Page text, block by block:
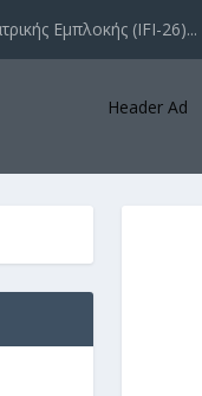
Εμπλοκής (IFI-26)...
Header Ad